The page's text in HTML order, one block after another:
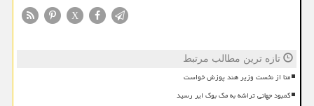
X
تازه ترین مطالب مرتبط
متا از نخست وزیر هند پوزش خواست
کمبود جهانی تراشه به مک بوک ایر رسید